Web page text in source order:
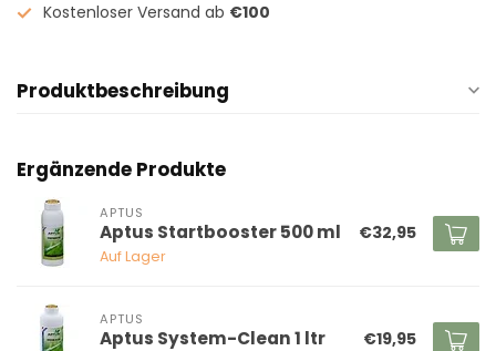
Kostenloser Versand ab €100
Produktbeschreibung
Ergänzende Produkte
APTUS
Aptus Startbooster 500 ml
Auf Lager
€32,95
APTUS
Aptus System-Clean 1 ltr €19,95